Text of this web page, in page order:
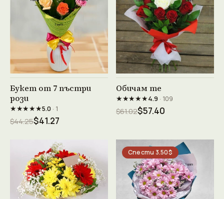
Виж продукта →
Букет от 7 пъстри
рози
★★★★★5.0· 1
$44.25$41.27
Обичам те
★★★★★4.9· 109
$61.02$57.40
Спести 3.50$